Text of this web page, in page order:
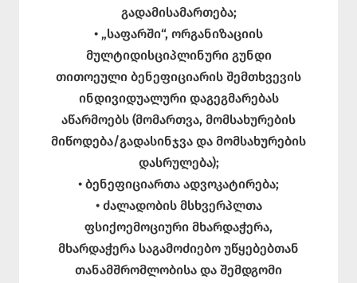
გადამისამართება;
• „საფარში“, ორგანიზაციის
მულტიდისციპლინური გუნდი
თითოეული ბენეფიციარის შემთხვევის
ინდივიდუალური დაგეგმარებას
აწარმოებს (მომართვა, მომსახურების
მიწოდება/გადასინჯვა და მომსახურების
დასრულება);
• ბენეფიციართა ადვოკატირება;
• ძალადობის მსხვერპლთა
ფსიქოემოციური მხარდაჭერა,
მხარდაჭერა საგამოძიებო უწყებებთან
თანამშრომლობისა და შემდგომი